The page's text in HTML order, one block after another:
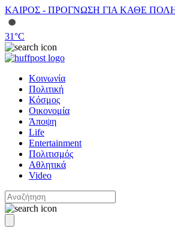
ΚΑΙΡΟΣ - ΠΡΟΓΝΩΣΗ ΓΙΑ ΚΑΘΕ
31°C
Κοινωνία
Πολιτική
Κόσμος
Οικονομία
Άποψη
Life
Entertainment
Πολιτισμός
Αθλητικά
Video